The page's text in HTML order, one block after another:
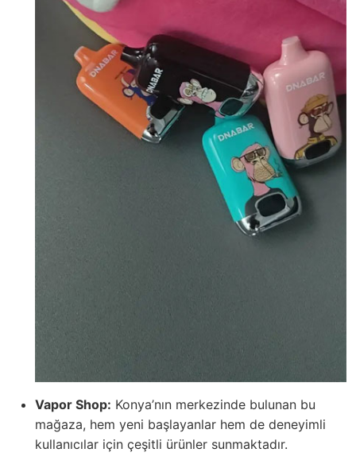
Vapor Shop: Konya’nın merkezinde bulunan bu
mağaza, hem yeni başlayanlar hem de deneyimli
kullanıcılar için çeşitli ürünler sunmaktadır.